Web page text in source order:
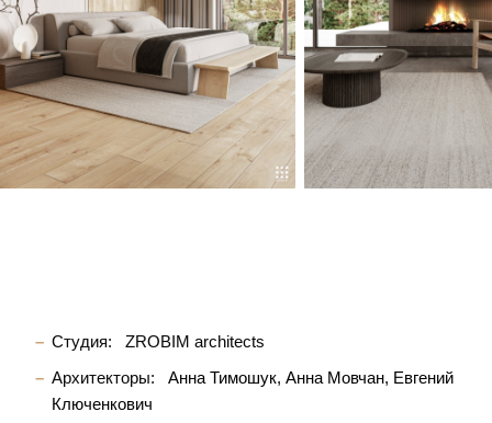
Студия:
ZROBIM architects
Архитекторы:
Анна Тимошук Анна Мовчан Евгений
Ключенкович